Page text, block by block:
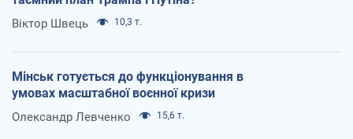
Віктор Швець 10,3 т.
Мінськ готується до функціонування в
умовах масштабної воєнної кризи
Олександр Левченко 15,6 т.